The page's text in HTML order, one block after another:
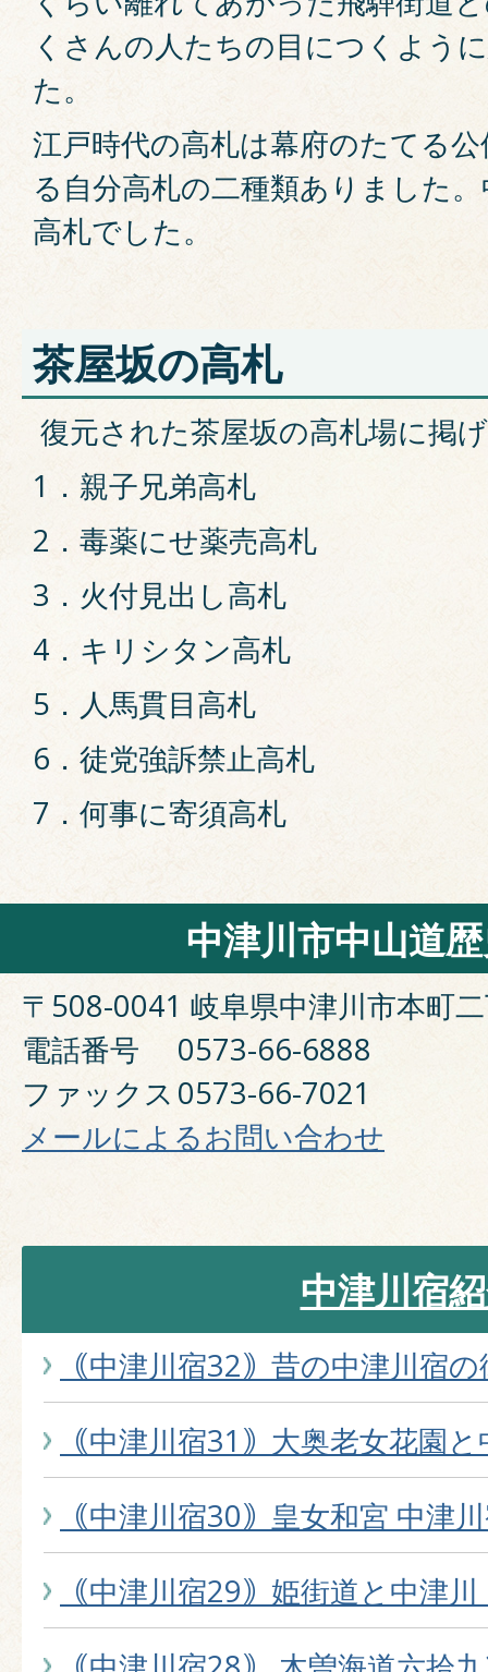
くさんの人たちの目につくよう
た。
江戸時代の高札は幕府のたてる
る自分高札の二種類ありました
高札でした。
茶屋坂の高札
復元された茶屋坂の高札場に掲
1．親子兄弟高札
2．毒薬にせ薬売高札
3．火付見出し高札
4．キリシタン高札
5．人馬貫目高札
6．徒党強訴禁止高札
7．何事に寄須高札
中津川市中山道
〒508-0041 岐阜県中津川市本町
電話番号
0573-66-6888
ファックス 0573-66-7021
メールによるお問い合わせ
中津川宿
｟中津川宿32｠昔の中津川宿
｟中津川宿31｠大奥老女花園
｟中津川宿30｠皇女和宮 中津
｟中津川宿29｠姫街道と中津